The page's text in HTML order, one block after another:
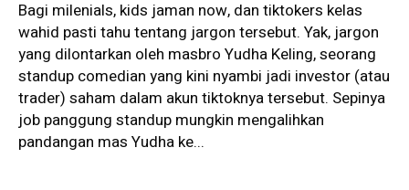
Bagi milenials, kids jaman now, dan tiktokers kelas
wahid pasti tahu tentang jargon tersebut. Yak, jargon
yang dilontarkan oleh masbro Yudha Keling, seorang
standup comedian yang kini nyambi jadi investor (atau
trader) saham dalam akun tiktoknya tersebut. Sepinya
job panggung standup mungkin mengalihkan
pandangan mas Yudha ke...